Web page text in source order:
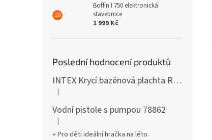
Boffin I 750 elektronická
stavebnice
1 999 Kč
Poslední hodnocení produktů
INTEX Krycí bazénová plachta Round 305cm 28030
Hodnocení produktu je 5 z 5 hvězdiček.
|
Vodní pistole s pumpou 78862
Hodnocení produktu je 5 z 5 hvězdiček.
|
+ Pro děti ideální hračka na léto.